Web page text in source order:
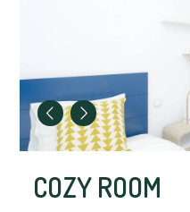
COZY ROOM